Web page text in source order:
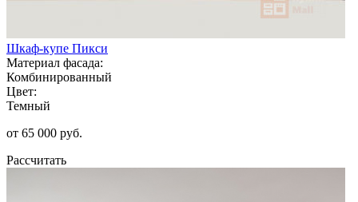
Шкаф-купе Пикси
Материал фасада:
Комбинированный
Цвет:
Темный
от 65 000 руб.
Рассчитать